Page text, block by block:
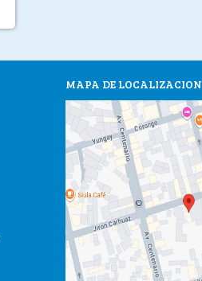
MAPA DE LOCALIZACION